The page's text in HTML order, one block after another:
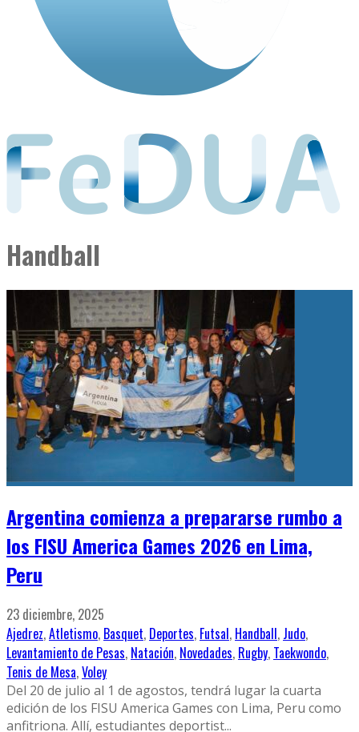
Handball
Argentina comienza a prepararse rumbo a
los FISU America Games 2026 en Lima,
Peru
23 diciembre, 2025
Ajedrez,Atletismo, Basquet, Deportes, Futsal, Handball, Judo,
Levantamiento de Pesas, Natación, Novedades, Rugby, Taekwondo,
Tenis de Mesa,Voley
Del 20 de julio al 1 de agostos, tendrá lugar la cuarta
edición de los FISU America Games con Lima, Peru como
anfitriona. Allí, estudiantes deportist...